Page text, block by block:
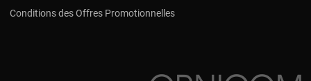
Conditions des Offres Promotionnelles